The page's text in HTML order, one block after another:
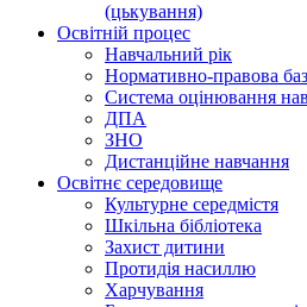
(цькування)
Освітній процес
Навчальний рік
Нормативно-правова
Система оцінювання
ДПА
ЗНО
Дистанційне навчання
Освітнє середовище
Культурне середмістя
Шкільна бібліотека
Захист дитини
Протидія насиллю
Харчування